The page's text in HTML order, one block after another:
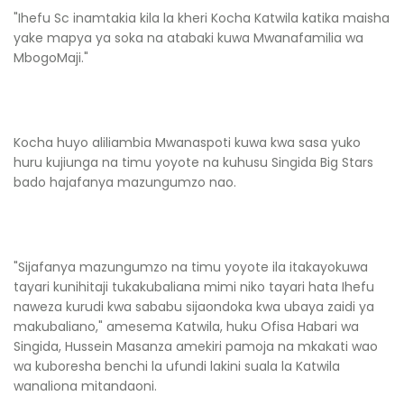
"Ihefu Sc inamtakia kila la kheri Kocha Katwila katika maisha
yake mapya ya soka na atabaki kuwa Mwanafamilia wa
MbogoMaji."
Kocha huyo aliliambia Mwanaspoti kuwa kwa sasa yuko
huru kujiunga na timu yoyote na kuhusu Singida Big Stars
bado hajafanya mazungumzo nao.
"Sijafanya mazungumzo na timu yoyote ila itakayokuwa
tayari kunihitaji tukakubaliana mimi niko tayari hata Ihefu
naweza kurudi kwa sababu sijaondoka kwa ubaya zaidi ya
makubaliano," amesema Katwila, huku Ofisa Habari wa
Singida, Hussein Masanza amekiri pamoja na mkakati wao
wa kuboresha benchi la ufundi lakini suala la Katwila
wanaliona mitandaoni.